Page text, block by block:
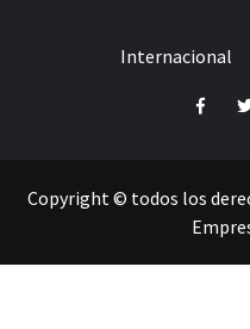
Internacional
Copyright © todos los